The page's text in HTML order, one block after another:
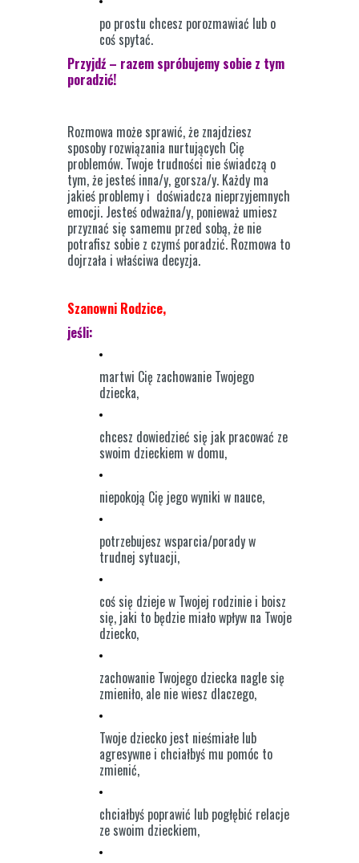
po prostu chcesz porozmawiać lub o
coś spytać.
Przyjdź – razem spróbujemy sobie z tym
poradzić!
Rozmowa może sprawić, że znajdziesz
sposoby rozwiązania nurtujących Cię
problemów. Twoje trudności nie świadczą o
tym, że jesteś inna/y, gorsza/y. Każdy ma
jakieś problemy i doświadcza nieprzyjemnych
emocji. Jesteś odważna/y, ponieważ umiesz
przyznać się samemu przed sobą, że nie
potrafisz sobie z czymś poradzić. Rozmowa to
dojrzała i właściwa decyzja.
Szanowni Rodzice,
jeśli:
martwi Cię zachowanie Twojego
dziecka,
chcesz dowiedzieć się jak pracować ze
swoim dzieckiem w domu,
niepokoją Cię jego wyniki w nauce,
potrzebujesz wsparcia/porady w
trudnej sytuacji,
coś się dzieje w Twojej rodzinie i boisz
się, jaki to będzie miało wpływ na Twoje
dziecko,
zachowanie Twojego dziecka nagle się
zmieniło, ale nie wiesz dlaczego,
Twoje dziecko jest nieśmiałe lub
agresywne i chciałbyś mu pomóc to
zmienić,
chciałbyś poprawić lub pogłębić relacje
ze swoim dzieckiem,